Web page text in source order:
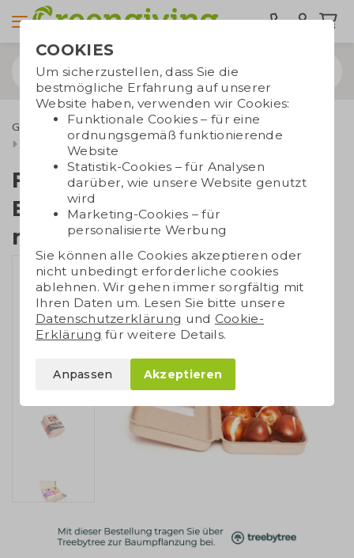
Grüne Werbegeschenke
Blumenzwiebeln
Fensterbox Blumenzwiebeln mittle
Fensterbox
Blumenzwiebeln
mittle
COOKIES
Um sicherzustellen, dass Sie die
bestmögliche Erfahrung auf unserer
Website haben, verwenden wir Cookies:
Funktionale Cookies – für eine
ordnungsgemäß funktionierende
Website
Statistik-Cookies – für Analysen
darüber, wie unsere Website genutzt
wird
Marketing-Cookies – für
personalisierte Werbung
Sie können alle Cookies akzeptieren oder
nicht unbedingt erforderliche cookies
ablehnen. Wir gehen immer sorgfältig mit
Ihren Daten um. Lesen Sie bitte unsere
Datenschutzerklärung und Cookie-
Erklärung für weitere Details.
Anpassen Akzeptieren